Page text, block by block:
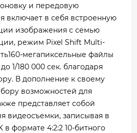
и передовую
включает в себя встроенную
изображения с семью
режим Pixel Shift Multi-
мегапиксельные файлы
1/180 000 сек. благодаря
В дополнение к своему
возможностей для
представляет собой
видеосъемки, записывая в
формате 4:2:2 10-битного